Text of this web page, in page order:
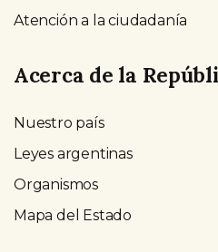
Atención a la ciudadanía
Acerca de la
Nuestro país
Leyes argentinas
Organismos
Mapa del Estado